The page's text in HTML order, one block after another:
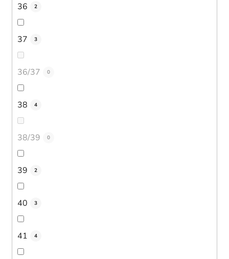
36 2
37 3
36/37 0
38 4
38/39 0
39 2
40 3
41 4